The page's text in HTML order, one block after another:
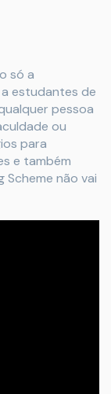
só a
estudantes de
pessoa
ou
para
e também
Scheme não vai